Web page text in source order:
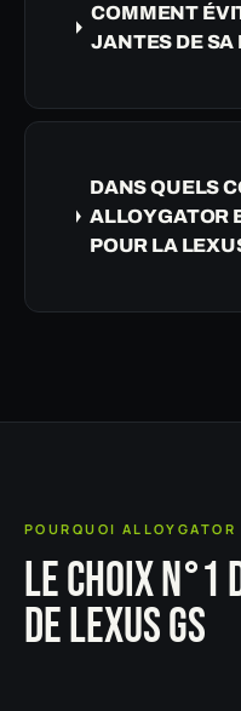
COMMENT
JANTES DE SA
DANS QUELS
ALLOYGATOR
POUR LA
POURQUOI ALLOYGATOR
LE CHOIX N°1
DE LEXUS GS